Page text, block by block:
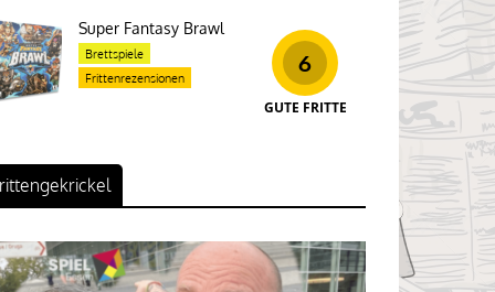
6
GUTE FRITTE
Super Fantasy Brawl
Brettspiele
Frittenrezensionen